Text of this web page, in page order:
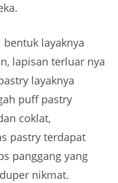
layaknya
lapisan terluar nya
layaknya
puff pastry
coklat,
pastry terdapat
panggang yang
nikmat.